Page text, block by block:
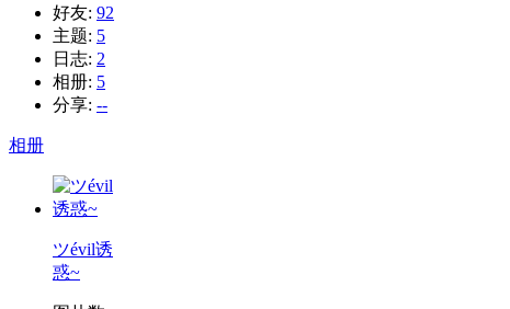
好友: 92
主题: 5
日志: 2
相册: 5
分享: --
相册
ツévil诱
惑~